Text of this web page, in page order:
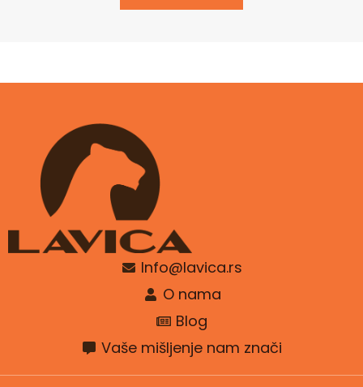
Info@lavica.rs
O nama
Blog
Vaše mišljenje nam znači